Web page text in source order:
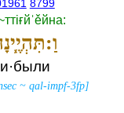
8799
и·были
~qal-impf-3fp]